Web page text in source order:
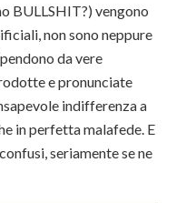
BULLSHIT?) vengono
non sono neppure
da vere
e pronunciate
indifferenza a
in perfetta malafede. E
seriamente se ne